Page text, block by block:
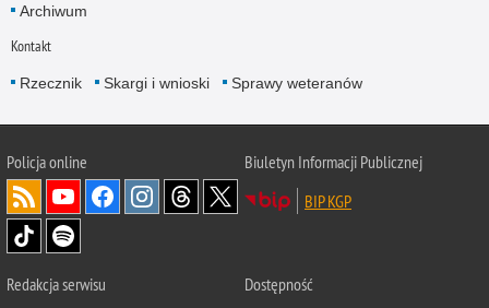
Archiwum
Kontakt
Rzecznik Skargi i wnioski Sprawy weteranów
Policjaonline
Biuletyn Informacji Publicznej
BIP KGP
Redakcja serwisu Dostępność